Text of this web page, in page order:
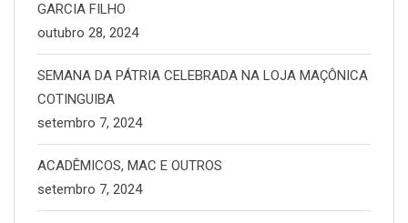
GARCIA FILHO
outubro 28, 2024
SEMANA DA PÁTRIA CELEBRADA NA LOJA MAÇÔNICA
COTINGUIBA
setembro 7, 2024
ACADÊMICOS, MAC E OUTROS
setembro 7, 2024